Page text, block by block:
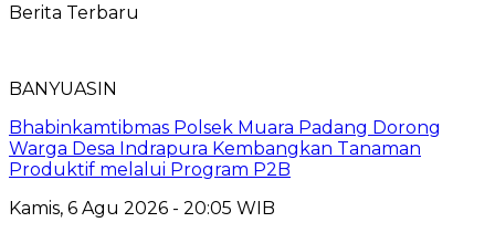
Berita Terbaru
BANYUASIN
Bhabinkamtibmas Polsek Muara Padang Dorong
Warga Desa Indrapura Kembangkan Tanaman
Produktif melalui Program P2B
Kamis, 6 Agu 2026 - 20:05 WIB